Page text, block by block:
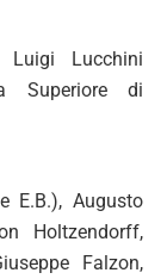
Luigi Lucchini
Superiore di
E.B.), Augusto
Holtzendorff,
Falzon,